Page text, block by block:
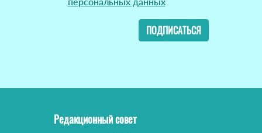
ПОДПИСАТЬСЯ
Редакционный совет